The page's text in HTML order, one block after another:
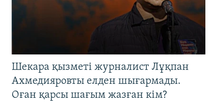
Шекара қызметі журналист Лұқпан
Ахмедияровты елден шығармады.
Оған қарсы шағым жазған кім?